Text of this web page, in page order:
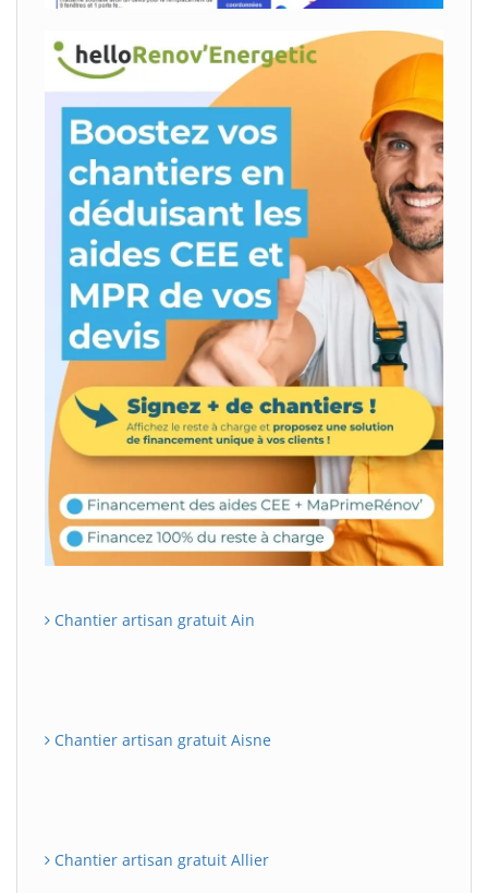
Chantier artisan gratuit Ain
Chantier artisan gratuit Aisne
Chantier artisan gratuit Allier